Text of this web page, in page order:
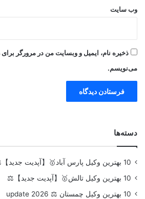
وب‌ سایت
ذخیره نام، ایمیل و وبسایت من در مرورگر برای
می‌نویسم.
دسته‌ها
10 بهترین وکیل پارس آباد🥇【آپدیت جدید】⚖️
10 بهترین وکیل تالش🥇【آپدیت جدید】⚖️
10 بهترین وکیل چمستان ⚖️ update 2026